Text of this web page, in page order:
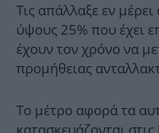
Τις απάλλαξε εν
ύψους 25% που έχει
έχουν τον χρόνο να
προμήθειας
Το μέτρο αφορά τα